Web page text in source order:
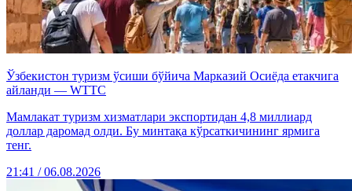
Ўзбекистон туризм ўсиши бўйича Марказий Осиёда етакчига
айланди — WTTC
Мамлакат туризм хизматлари экспортидан 4,8 миллиард
доллар даромад олди. Бу минтақа кўрсаткичининг ярмига
тенг.
21:41 / 06.08.2026